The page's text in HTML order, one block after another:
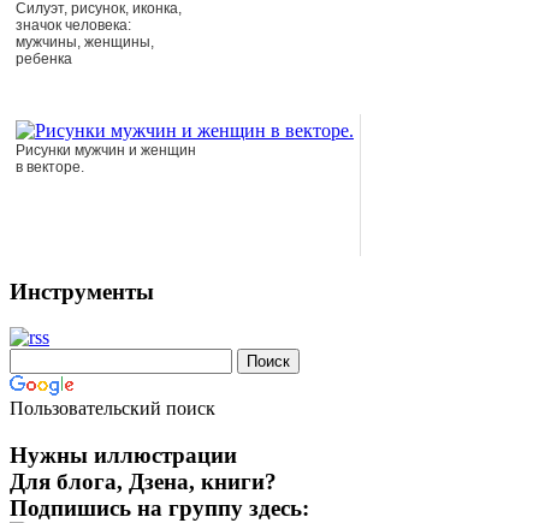
Силуэт, рисунок, иконка,
значок человека:
мужчины, женщины,
ребенка
Рисунки мужчин и женщин
в векторе.
Инструменты
Пользовательский поиск
Нужны иллюстрации
Для блога, Дзена, книги?
Подпишись на группу здесь: